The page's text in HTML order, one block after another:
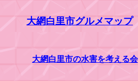
大網白里市グルメマップ
大網白里市の水害を考える会